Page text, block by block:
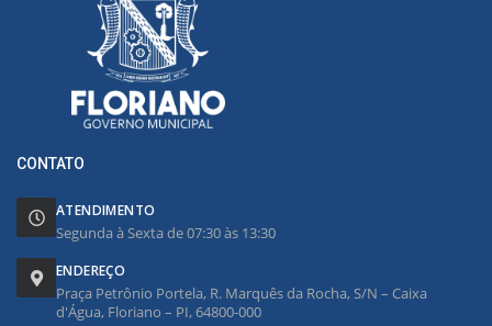
CONTATO
ATENDIMENTO
Segunda à Sexta de 07:30 às 13:30
ENDEREÇO
Praça Petrônio Portela, R. Marquês da Rocha, S/N – Caixa
d'Água, Floriano – PI, 64800-000